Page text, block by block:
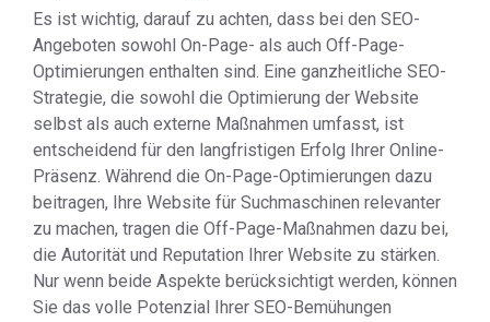
Es ist wichtig, darauf zu achten, dass bei den SEO-
Angeboten sowohl On-Page- als auch Off-Page-
Optimierungen enthalten sind. Eine ganzheitliche SEO-
Strategie, die sowohl die Optimierung der Website
selbst als auch externe Maßnahmen umfasst, ist
entscheidend für den langfristigen Erfolg Ihrer Online-
Präsenz. Während die On-Page-Optimierungen dazu
beitragen, Ihre Website für Suchmaschinen relevanter
zu machen, tragen die Off-Page-Maßnahmen dazu bei,
die Autorität und Reputation Ihrer Website zu stärken.
Nur wenn beide Aspekte berücksichtigt werden, können
Sie das volle Potenzial Ihrer SEO-Bemühungen